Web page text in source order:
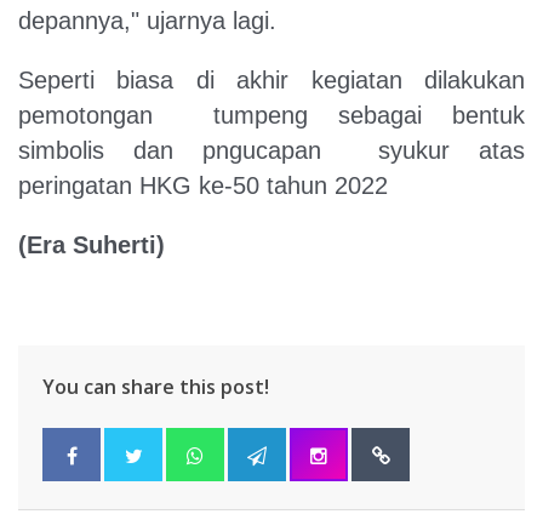
depannya," ujarnya lagi.
Seperti biasa di akhir kegiatan dilakukan
pemotongan tumpeng sebagai bentuk
simbolis dan pngucapan syukur atas
peringatan HKG ke-50 tahun 2022
(Era Suherti)
You can share this post!